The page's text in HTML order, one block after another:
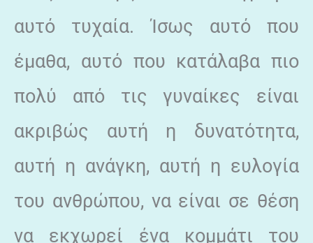
αυτό τυχαία. Ίσως αυτό που
έμαθα, αυτό που κατάλαβα πιο
πολύ από τις γυναίκες είναι
ακριβώς αυτή η δυνατότητα,
αυτή η ανάγκη, αυτή η ευλογία
του ανθρώπου, να είναι σε θέση
να εκχωρεί ένα κομμάτι του